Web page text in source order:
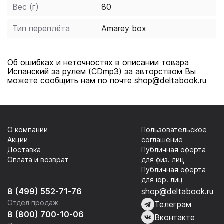
тему Вы все равно усвоите. Как показала практика,
желание изучать и совершенствовать иностранный
минут.
Вес (г) 80
Тип переплёта Amarey box
Об ошибках и неточностях в описании товара
Испанский за рулем (CDmp3) за авторством Вы
можете сообщить нам по почте shop@deltabook.ru
8 (499) 552-71-76
Отдел продаж
8 (800) 700-10-06
О компании
Акции
Доставка
Оплата и возврат
Пользовательское
соглашение
Публичная оферта
для физ. лиц
Публичная оферта
для юр. лиц
shop@deltabook.ru
Телеграм
Вконтакте